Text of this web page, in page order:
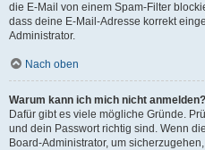
die E-Mail von einem Spam-Filter
dass deine E-Mail-Adresse korrekt
Administrator.
Nach oben
Warum kann ich mich nicht anmelden?
Dafür gibt es viele mögliche Gründe.
und dein Passwort richtig sind. Wenn
Board-Administrator, um